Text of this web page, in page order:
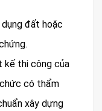
dụng đất hoặc
kế thi công của
có thẩm
xây dựng